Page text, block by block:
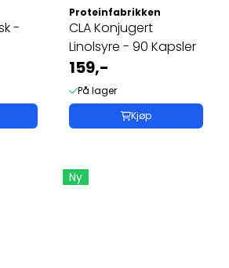
-
Proteinfabrikken
CLA Konjugert
Linolsyre - 90 Kapsler
159,-
På lager
Kjøp
Ny